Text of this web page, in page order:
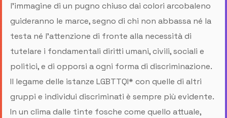
l’immagine di un pugno chiuso dai colori arcobaleno
guideranno le marce, segno di chi non abbassa né la
testa né l’attenzione di fronte alla necessità di
tutelare i fondamentali diritti umani, civili, sociali e
politici, e di opporsi a ogni forma di discriminazione.
Il legame delle istanze LGBTTQI* con quelle di altri
gruppi e individui discriminati è sempre più evidente.
In un clima dalle tinte fosche come quello attuale,